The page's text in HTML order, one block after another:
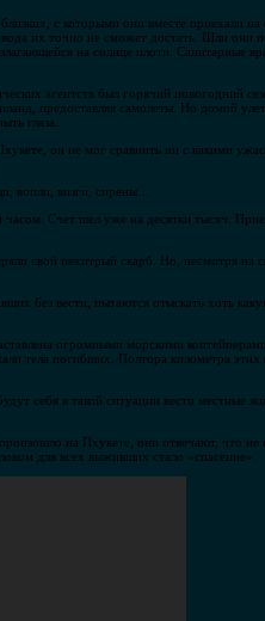
с которыми они вместе приехали
вода их точно не сможет достать. Шли они
на солнце плоти. Санитарные
агентств был горячий новогодний
предоставляя самолеты. Но домой
глаза.
он не мог сравнить ни с какими
вопли, визги, сирены…
часом. Счет шел уже на десятки тысяч.
свой нехитрый скарб. Но, несмотря на
без вести, пытаются отыскать хоть
огромными морскими
тела погибших. Полтора километра этих
себя в такой ситуации вести местные
на Пхукете, они отвечают, что не
для всех выживших стало «спасение».